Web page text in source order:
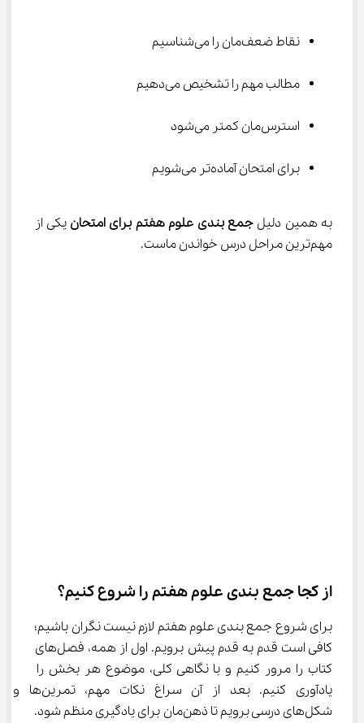
نقاط ضعف‌مان را می‌شناسیم
مطالب مهم را تشخیص می‌دهیم
استرس‌مان کمتر می‌شود
برای امتحان آماده‌تر می‌شویم
به همین دلیل جمع بندی علوم هفتم برای امتحان یکی از
مهم‌ترین مراحل درس خواندن ماست.
از کجا جمع بندی علوم هفتم را شروع کنیم؟
برای شروع جمع بندی علوم هفتم لازم نیست نگران باشیم؛
کافی است قدم به قدم پیش برویم. اول از همه، فصل‌های
کتاب را مرور کنیم و با نگاهی کلی، موضوع هر بخش را
یادآوری کنیم. بعد از آن سراغ نکات مهم، تمرین‌ها و
شکل‌های درسی برویم تا ذهن‌مان برای یادگیری منظم شود.